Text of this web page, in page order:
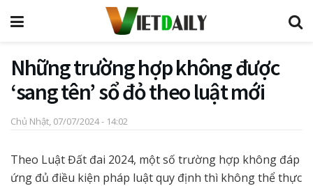
Những trường hợp không được
‘sang tên’ sổ đỏ theo luật mới
Chủ Nhật, 07/07/2024 - 14:02
Theo Luật Đất đai 2024, một số trường hợp không đáp
ứng đủ điều kiện pháp luật quy định thì không thể thực